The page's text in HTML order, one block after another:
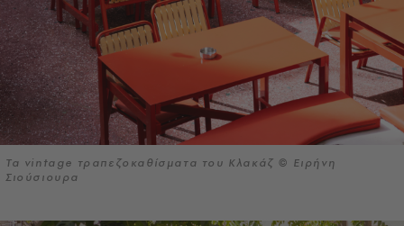
Τα vintage τραπεζοκαθίσματα του Κλακάζ © Ειρήνη
Σιούσιουρα